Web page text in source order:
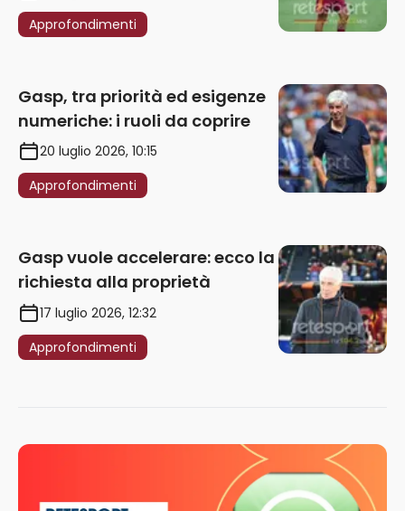
Approfondimenti
Gasp, tra priorità ed esigenze
numeriche: i ruoli da coprire
20 luglio 2026, 10:15
Approfondimenti
Gasp vuole accelerare: ecco la
richiesta alla proprietà
17 luglio 2026, 12:32
Approfondimenti